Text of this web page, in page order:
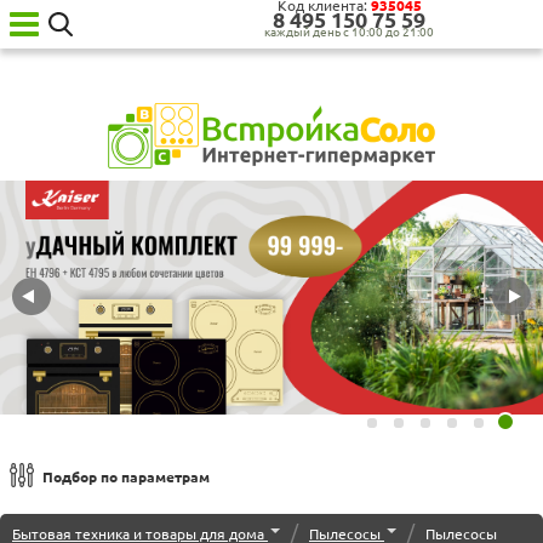
8‍ 4‍9‍5‍ 1‍5‍0‍ 7‍5‍ 5‍9‍
каждый день с 10:00 до 21:00
Код клиента: 935045
Ваш
товаров
Бытовая
техника
кухни
Бытовая
техника
дома
Сантехника
Уценённая
О нас
Подбор по параметрам
Сортировка по
Бытовая техника и товары для дома / Пылесосы /
Пылесосы